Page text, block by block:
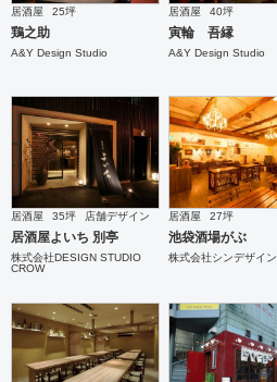
居酒屋 25坪
鶏之助
A&Y Design Studio
居酒屋 40坪
寅輪 吾縁
A&Y Design Studio
居酒屋 35坪 店舗デザイン
居酒屋よいち 別亭
株式会社DESIGN STUDIO
CROW
居酒屋 27坪
池袋酒場がぶ
株式会社シンデザイン